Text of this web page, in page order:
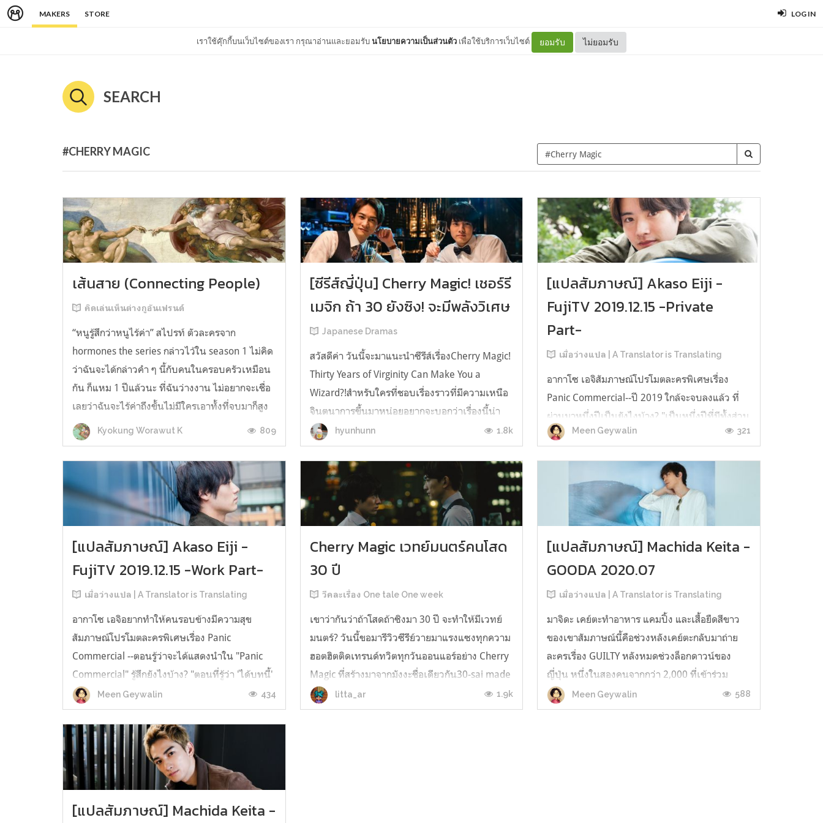
MAKERS STORE LOG IN
เราใช้คุ๊กกี้บนเว็บไซต์ของเรา กรุณาอ่านและยอมรับนโยบายความเป็นส่วนตัว เพื่อใช้บริการเว็บไซต์ ยอมรับ ไม่ยอมรับ
SEARCH
#CHERRY MAGIC
เส้นสาย (Connecting People)
คิดเล่นเห็นต่างกูอันเฟรนด์
“หนูรู้สึกว่าหนูไร้ค่า” สไปรท์ ตัวละครจาก
hormones the series กล่าวไว้ใน season 1 ไม่คิด
ว่าฉันจะได้กล่าวคำ ๆ นี้กับคนในครอบครัวเหมือน
กัน ก็แหม 1 ปีแล้วนะ ที่ฉันว่างงาน ไม่อยากจะเชื่อ
เลยว่าฉันจะไร้ค่าถึงขั้นไม่มีใครเอาทั้งที่จบมาก็สูง
(แถมกลายเป็นว่าบางทีไม่กล้ารับเพราะคิดว่าคน
จบสูงจะไม่สู้งานเสียอย...
Kyokung Worawut K 809
[ซีรีส์ญี่ปุ่น] Cherry Magic! เชอร์รี
เมจิก ถ้า 30 ยังซิง! จะมีพลังวิเศษ
Japanese Dramas
สวัสดีค่า วันนี้จะมาแนะนำซีรีส์เรื่องCherry Magic!
Thirty Years of Virginity Can Make You a
Wizard?!สำหรับใครที่ชอบเรื่องราวที่มีความเหนือ
จินตนาการขึ้นมาหน่อยอยากจะบอกว่าเรื่องนี้น่า
สนใจมาก :) โดยเรื่องนี้เค้าสร้างมาจากมังงะด้วย ที่
เราเห็นมาเราว่าถ้าอ่านมังงะไปด้วยน่าจะฟินมากๆ
เหมือนกัน (ขอบอกไว้ก่อน...
hyunhunn 1.8k
[แปลสัมภาษณ์] Akaso Eiji -
FujiTV 2019.12.15 -Private
Part-
เมื่อว่างแปล | A Translator is Translating
อากาโซ เอจิสัมภาษณ์โปรโมตละครพิเศษเรื่อง
Panic Commercial--ปี 2019 ใกล้จะจบลงแล้ว ที่
ผ่านมาหนึ่งปีเป็นยังไงบ้าง? "เป็นหนึ่งปีที่มีทั้งส่วน
ที่มีความสุขจากผลงานที่ได้รับ มีทั้งช่วงที่รู้สึกว่า
ทั้งขึ้นทั้งลงเลยครับ ตลอดมาผมมักรู้สึกว่าหนึ่งปี
Meen Geywalin 321
[แปลสัมภาษณ์] Akaso Eiji -
FujiTV 2019.12.15 -Work Part-
เมื่อว่างแปล | A Translator is Translating
อากาโซ เอจิอยากทำให้คนรอบข้างมีความสุข
สัมภาษณ์โปรโมตละครพิเศษเรื่อง Panic
Commercial --ตอนรู้ว่าจะได้แสดงนำใน "Panic
Commercial" รู้สึกยังไงบ้าง? "ตอนที่รู้ว่า 'ได้บทนี้'
ผมกำลังนั่งคุยกับผู้จัดการเรื่องการแสดงอยู่ที่คาเฟ่
ครับ ผมกำหมัดร้อง 'ไชโย!' เลยล่ะครับ ดีใจมากๆ
เดินกระโดดโลดเต้นกลับไปตามทางรถ...
Meen Geywalin 434
Cherry Magic เวทย์มนตร์คนโสด
30 ปี
วีคละเรื่อง One tale One week
เขาว่ากันว่าถ้าโสดถ้าซิงมา 30 ปี จะทำให้มีเวทย์
มนตร์? วันนี้ขอมารีวิวซีรีย์วายมาแรงแซงทุกความ
ฮอตฮิตติดเทรนด์ทวิตทุกวันออนแอร์อย่าง Cherry
Magic ที่สร้างมาจากมังงะชื่อเดียวกัน30-sai made
doutei dato mahoutsukai ni nareru rashii เรื่อง
กล่าวถึง หนุ่มที่เพิ่งจะก้าวมาสู้ชีวิตเลข 3 แบบ
litta_ar 1.9k
[แปลสัมภาษณ์] Machida Keita -
GOODA 2020.07
เมื่อว่างแปล | A Translator is Translating
มาจิดะ เคย์ตะทำอาหาร แคมปิ้ง และเสื้อยืดสีขาว
ของเขาสัมภาษณ์นี้คือช่วงหลังเคย์ตะกลับมาถ่าย
ละครเรื่อง GUILTY หลังหมดช่วงล็อกดาวน์ของ
ญี่ปุ่น หนึ่งในสองคนจากกว่า 2,000 ที่เข้าร่วม
Gekkidan EXILE Auditon ครั้งที่ 3 ที่จัดขึ้นในปี
2010 คือเขา มาจิดะ เคย์ตะ หลังจากเดบิวต์แล้วปี
Meen Geywalin 588
[แปลสัมภาษณ์] Machida Keita -